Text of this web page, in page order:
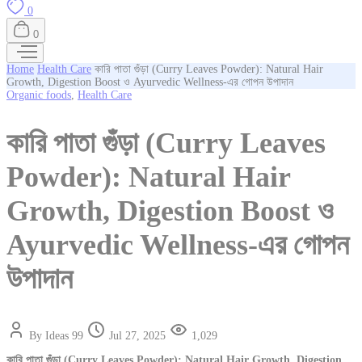
0
0
Home Health Care কারি পাতা গুঁড়া (Curry Leaves Powder): Natural Hair
Growth, Digestion Boost ও Ayurvedic Wellness-এর গোপন উপাদান
Organic foods, Health Care
কারি পাতা গুঁড়া (Curry Leaves
Powder): Natural Hair
Growth, Digestion Boost ও
Ayurvedic Wellness-এর গোপন
উপাদান
By Ideas 99 Jul 27, 2025
1,029